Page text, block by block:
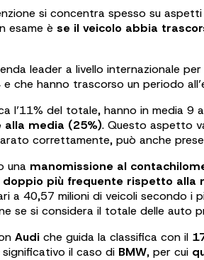
si concentra spesso su
esame è se il veicolo abbia
leader a livello internazionale
e che hanno trascorso un periodo
l’11% del totale, hanno in media 9
media (25%). Questo aspetto
correttamente, può anche
una manomissione al
doppio più frequente rispetto alla
a 40,57 milioni di veicoli secondo i
se si considera il totale delle auto
Audi che guida la classifica con il
il caso di BMW, per cui